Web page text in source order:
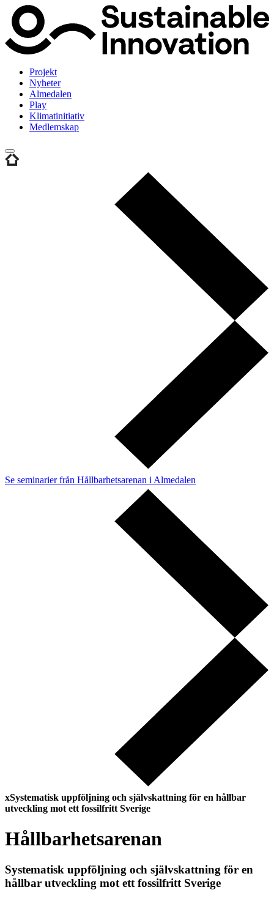
Projekt
Nyheter
Almedalen
Play
Klimatinitiativ
Medlemskap
Se seminarier från Hållbarhetsarenan i Almedalen
xSystematisk uppföljning och självskattning för en hållbar
utveckling mot ett fossilfritt Sverige
Hållbarhetsarenan
Systematisk uppföljning och självskattning för en
hållbar utveckling mot ett fossilfritt Sverige